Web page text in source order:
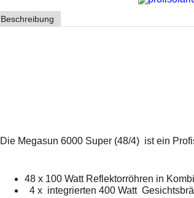
Beschreibung
Die Megasun 6000 Super (48/4) ist ein
48 x 100 Watt Reflektorröhren in
4 x integrierten 400 Watt